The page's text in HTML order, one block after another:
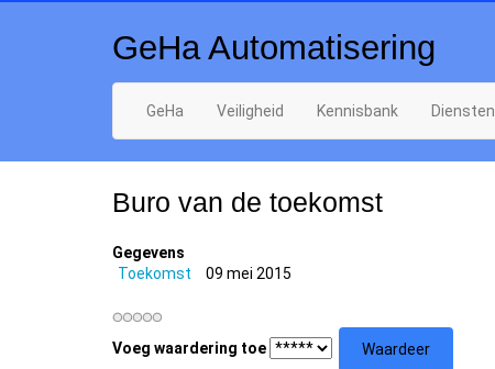
GeHa Automatisering
GeHa Veiligheid Kennisbank Diensten
Buro van de toekomst
Gegevens
Toekomst
09 mei 2015
Voeg waardering toe